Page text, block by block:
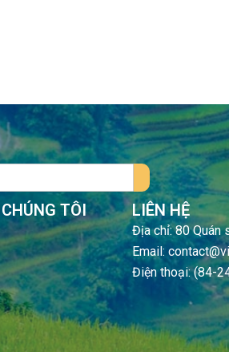
TÔI LIÊN HỆ
Địa chỉ: 80 Quán
Email:
Điện thoại: (84-